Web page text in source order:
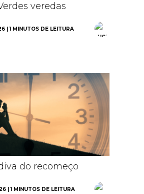
veredas
| 1 MINUTOS DE LEITURA
do recomeço
| 1 MINUTOS DE LEITURA